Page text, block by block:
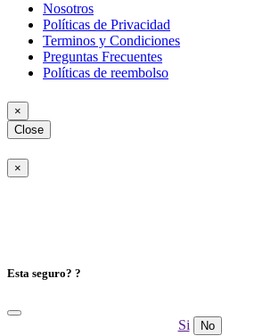
Nosotros
Políticas de Privacidad
Terminos y Condiciones
Preguntas Frecuentes
Políticas de reembolso
×
Close
×
Esta seguro? ?
Si No